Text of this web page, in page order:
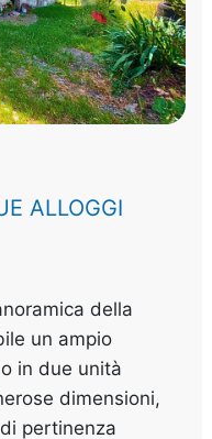
ALLOGGI
della
un ampio
in due unità
dimensioni,
pertinenza